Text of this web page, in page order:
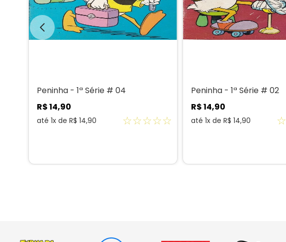
Peninha - 1ª Série # 04
R$14,90
até 1x de R$ 14,90 ☆☆☆☆☆
Peninha - 1ª Série # 02
R$14,90
até 1x de R$ 14,90 ☆